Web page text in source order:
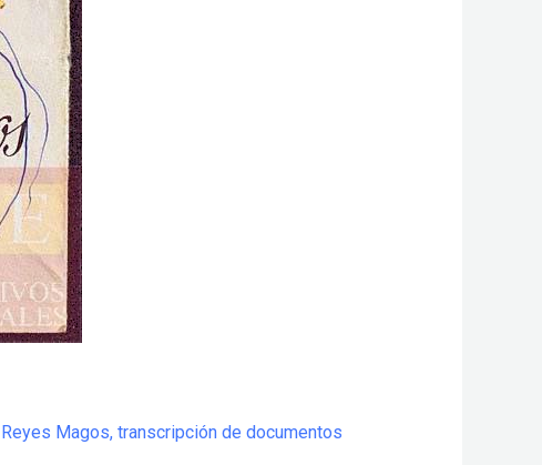
Reyes Magos, transcripción de documentos